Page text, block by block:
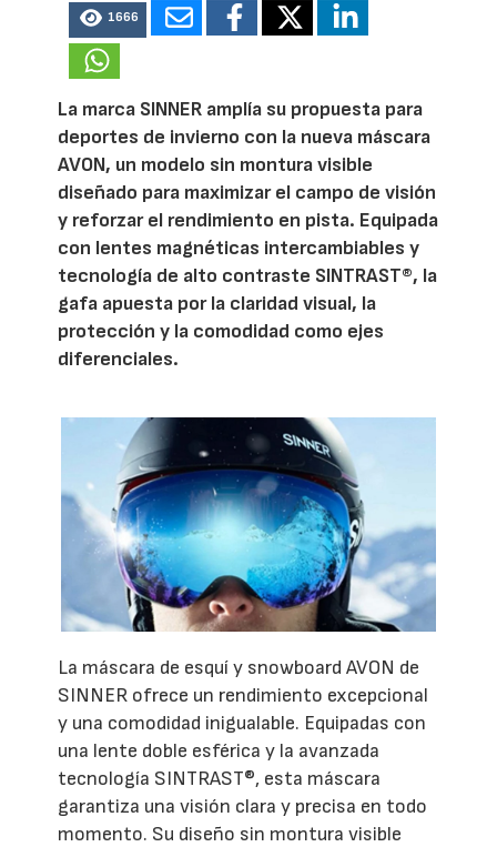
1666
La marca SINNER amplía su propuesta para
deportes de invierno con la nueva máscara
AVON, un modelo sin montura visible
diseñado para maximizar el campo de visión
y reforzar el rendimiento en pista. Equipada
con lentes magnéticas intercambiables y
tecnología de alto contraste SINTRAST®, la
gafa apuesta por la claridad visual, la
protección y la comodidad como ejes
diferenciales.
La máscara de esquí y snowboard AVON de
SINNER ofrece un rendimiento excepcional
y una comodidad inigualable. Equipadas con
una lente doble esférica y la avanzada
tecnología SINTRAST®, esta máscara
garantiza una visión clara y precisa en todo
momento. Su diseño sin montura visible